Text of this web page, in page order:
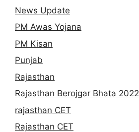
News Update
PM Awas Yojana
PM Kisan
Punjab
Rajasthan
Rajasthan Berojgar Bhata 2022
rajasthan CET
Rajasthan CET